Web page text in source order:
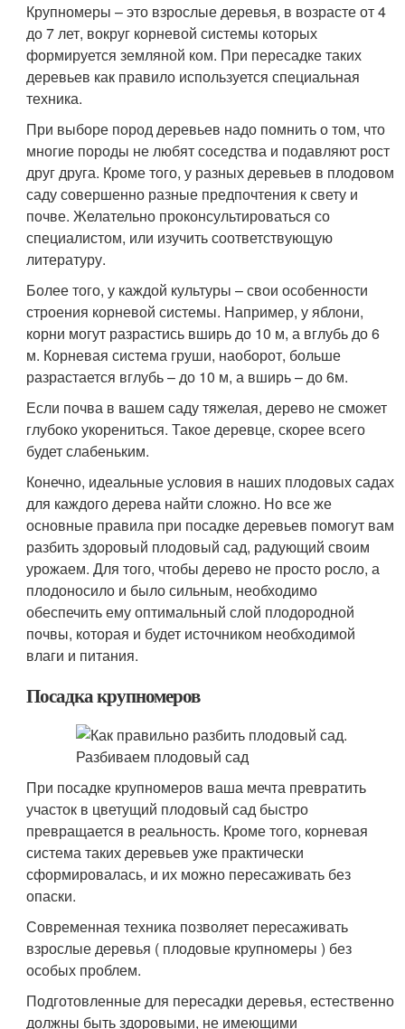
Крупномеры – это взрослые деревья, в возрасте от 4
до 7 лет, вокруг корневой системы которых
формируется земляной ком. При пересадке таких
деревьев как правило используется специальная
техника.
При выборе пород деревьев надо помнить о том, что
многие породы не любят соседства и подавляют рост
друг друга. Кроме того, у разных деревьев в плодовом
саду совершенно разные предпочтения к свету и
почве. Желательно проконсультироваться со
специалистом, или изучить соответствующую
литературу.
Более того, у каждой культуры – свои особенности
строения корневой системы. Например, у яблони,
корни могут разрастись вширь до 10 м, а вглубь до 6
м. Корневая система груши, наоборот, больше
разрастается вглубь – до 10 м, а вширь – до 6м.
Если почва в вашем саду тяжелая, дерево не сможет
глубоко укорениться. Такое деревце, скорее всего
будет слабеньким.
Конечно, идеальные условия в наших плодовых садах
для каждого дерева найти сложно. Но все же
основные правила при посадке деревьев помогут вам
разбить здоровый плодовый сад, радующий своим
урожаем. Для того, чтобы дерево не просто росло, а
плодоносило и было сильным, необходимо
обеспечить ему оптимальный слой плодородной
почвы, которая и будет источником необходимой
влаги и питания.
Посадка крупномеров
При посадке крупномеров ваша мечта превратить
участок в цветущий плодовый сад быстро
превращается в реальность. Кроме того, корневая
система таких деревьев уже практически
сформировалась, и их можно пересаживать без
опаски.
Современная техника позволяет пересаживать
взрослые деревья ( плодовые крупномеры ) без
особых проблем.
Подготовленные для пересадки деревья, естественно
должны быть здоровыми, не имеющими